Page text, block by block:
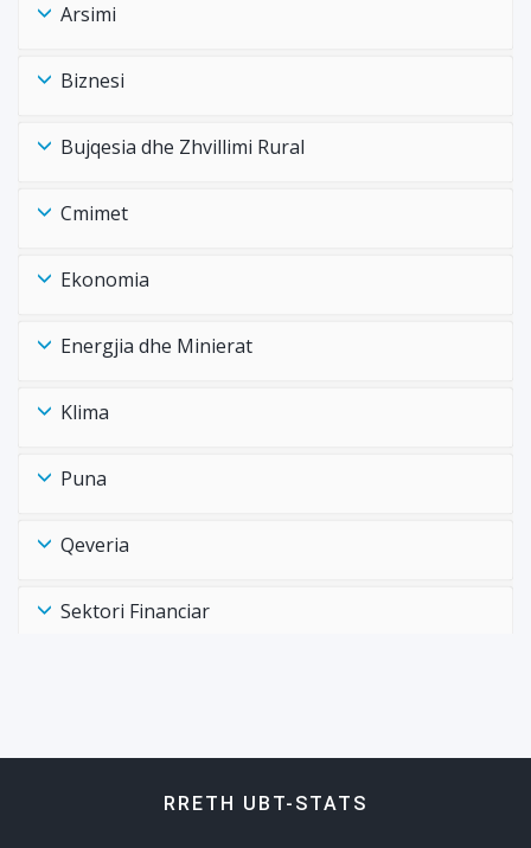
Arsimi
Biznesi
Bujqesia dhe Zhvillimi Rural
Cmimet
Ekonomia
Energjia dhe Minierat
Klima
Puna
Qeveria
Sektori Financiar
RRETH UBT-STATS